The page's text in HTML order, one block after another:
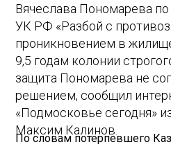
Вячеслава Пономарева по
УК РФ «Разбой с
проникновением в
9,5 годам колонии
защита Пономарева не
решением, сообщил
«Подмосковье сегодня»
Максим Калинов.
По словам потерпевшего